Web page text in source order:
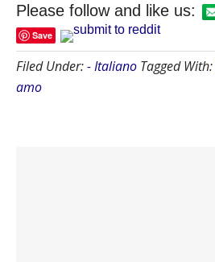
Please follow and like us:
Save
Filed Under:- Italiano Tagged With:
amo